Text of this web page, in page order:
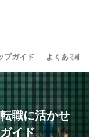
プガイド よくある質
職に活かせ
イド